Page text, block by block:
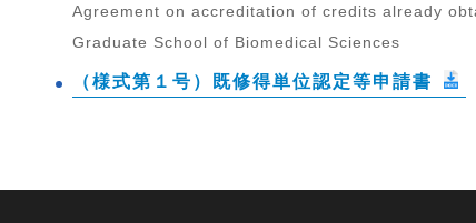
Agreement on accreditation of credits already
Graduate School of Biomedical Sciences
（様式第１号）既修得単位認定等申請書